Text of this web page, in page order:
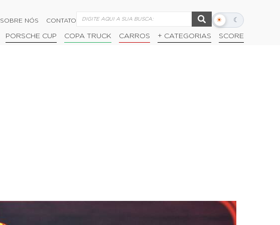
SOBRE NÓS CONTATO ☀ ☾
Alternar
escuro
PORSCHE CUP COPA TRUCK CARROS + CATEGORIAS SCORE